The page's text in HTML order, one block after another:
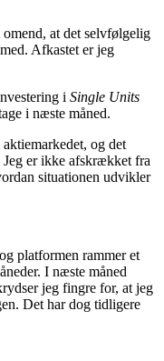
at det selvfølgelig
Afkastet er jeg
i Single Units
i næste måned.
og det
Jeg er ikke afskrækket fra
situationen udvikler
platformen rammer et
I næste måned
jeg fingre for, at jeg
Det har dog tidligere